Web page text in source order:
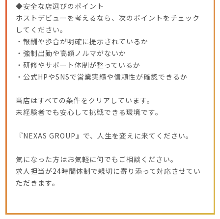
◆安全な店選びのポイント
ホストデビューを考えるなら、次のポイントをチェック
してください。
・報酬や歩合が明確に提示されているか
・強制出勤や高額ノルマがないか
・研修やサポート体制が整っているか
・公式HPやSNSで営業実績や信頼性が確認できるか
当店はすべての条件をクリアしています。
未経験者でも安心して挑戦できる環境です。
『NEXAS GROUP』で、人生を変えに来てください。
気になった方はお気軽に何でもご相談ください。
求人担当が24時間体制で親切に寄り添って対応させてい
ただきます。